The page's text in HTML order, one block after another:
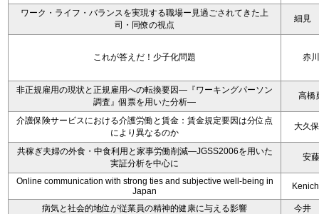
ワーク・ライフ・バランスを実現する職場ー見過ごされてきた上
司・同僚の視点
細見
これが答えだ！少子化問題 赤
非正規雇用の現状と正規雇用への転換要因―『ワーキングパーソン
調査』個票を用いた分析―
高橋
介護保険サービスにおける介護労働と賃金：賃金規定要因は分位点
により異なるのか
大久
共稼ぎ夫婦の外食・中食利用と家事労働削減―JGSS2006を用いた
実証分析を中心に
安
Online communication with strong ties and subjective well-being in
Japan
病気と社会的地位が従業員の精神的健康に与える影響 今井